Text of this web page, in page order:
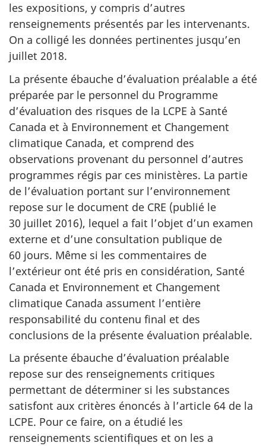
les expositions, y compris d’autres
renseignements présentés par les intervenants.
On a colligé les données pertinentes jusqu’en
juillet 2018.
La présente ébauche d’évaluation préalable a été
préparée par le personnel du Programme
d’évaluation des risques de la LCPE à Santé
Canada et à Environnement et Changement
climatique Canada, et comprend des
observations provenant du personnel d’autres
programmes régis par ces ministères. La partie
de l’évaluation portant sur l’environnement
repose sur le document de CRE (publié le
30 juillet 2016), lequel a fait l’objet d’un examen
externe et d’une consultation publique de
60 jours. Même si les commentaires de
l’extérieur ont été pris en considération, Santé
Canada et Environnement et Changement
climatique Canada assument l’entière
responsabilité du contenu final et des
conclusions de la présente évaluation préalable.
La présente ébauche d’évaluation préalable
repose sur des renseignements critiques
permettant de déterminer si les substances
satisfont aux critères énoncés à l’article 64 de la
LCPE. Pour ce faire, on a étudié les
renseignements scientifiques et on les a